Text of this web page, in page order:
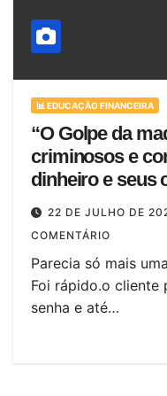
📊 EDUCAÇÃO FINANCEIRA
“O Golpe da
criminosos e
dinheiro e seus
22 DE JULHO DE
COMENTÁRIO
Parecia só mais
Foi rápido.o cliente
senha e até…